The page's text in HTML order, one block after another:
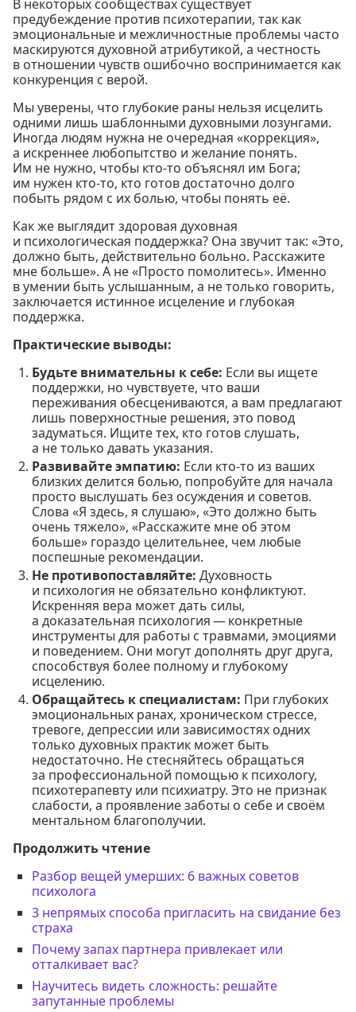
В некоторых сообществах существует
предубеждение против психотерапии, так как
эмоциональные и межличностные проблемы часто
маскируются духовной атрибутикой, а честность
в отношении чувств ошибочно воспринимается как
конкуренция с верой.
Мы уверены, что глубокие раны нельзя исцелить
одними лишь шаблонными духовными лозунгами.
Иногда людям нужна не очередная «коррекция»,
а искреннее любопытство и желание понять.
Им не нужно, чтобы кто-то объяснял им Бога;
им нужен кто-то, кто готов достаточно долго
побыть рядом с их болью, чтобы понять её.
Как же выглядит здоровая духовная
и психологическая поддержка? Она звучит так: «Это,
должно быть, действительно больно. Расскажите
мне больше». А не «Просто помолитесь». Именно
в умении быть услышанным, а не только говорить,
заключается истинное исцеление и глубокая
поддержка.
Практические выводы:
Будьте внимательны к себе: Если вы ищете
поддержки, но чувствуете, что ваши
переживания обесцениваются, а вам предлагают
лишь поверхностные решения, это повод
задуматься. Ищите тех, кто готов слушать,
а не только давать указания.
Развивайте эмпатию: Если кто-то из ваших
близких делится болью, попробуйте для начала
просто выслушать без осуждения и советов.
Слова «Я здесь, я слушаю», «Это должно быть
очень тяжело», «Расскажите мне об этом
больше» гораздо целительнее, чем любые
поспешные рекомендации.
Не противопоставляйте: Духовность
и психология не обязательно конфликтуют.
Искренняя вера может дать силы,
а доказательная психология — конкретные
инструменты для работы с травмами, эмоциями
и поведением. Они могут дополнять друг друга,
способствуя более полному и глубокому
исцелению.
Обращайтесь к специалистам: При глубоких
эмоциональных ранах, хроническом стрессе,
тревоге, депрессии или зависимостях одних
только духовных практик может быть
недостаточно. Не стесняйтесь обращаться
за профессиональной помощью к психологу,
психотерапевту или психиатру. Это не признак
слабости, а проявление заботы о себе и своём
ментальном благополучии.
Продолжить чтение
Разбор вещей умерших: 6 важных советов
психолога
3 непрямых способа пригласить на свидание без
страха
Почему запах партнера привлекает или
отталкивает вас?
Научитесь видеть сложность: решайте
запутанные проблемы